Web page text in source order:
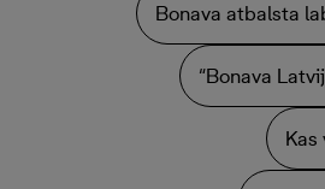
Bonava atbalsta
“Bonava
Kas